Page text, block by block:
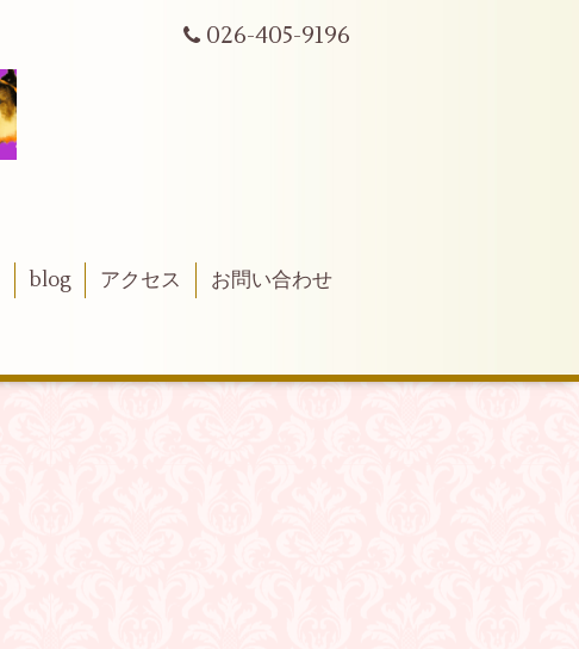
026-405-9196
blog アクセス
お問い合わせ